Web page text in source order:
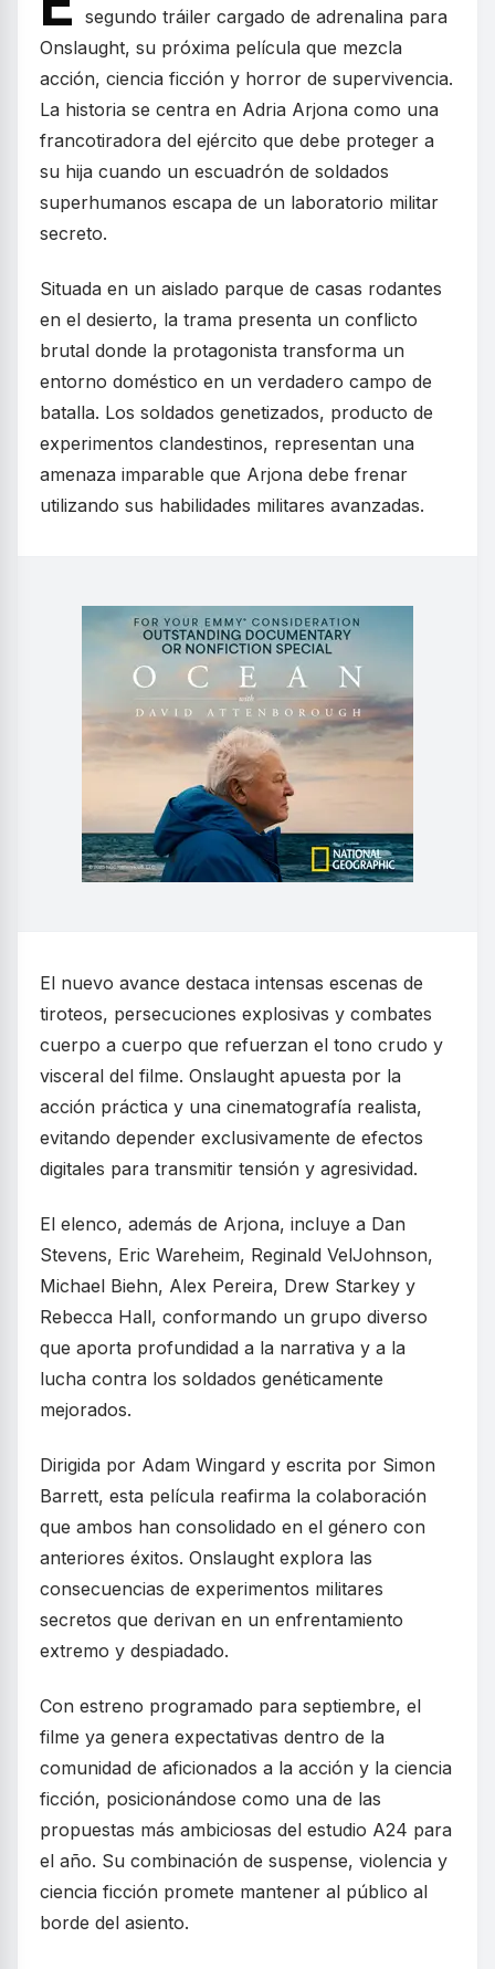
segundo tráiler cargado de adrenalina para
Onslaught, su próxima película que mezcla
acción, ciencia ficción y horror de supervivencia.
La historia se centra en Adria Arjona como una
francotiradora del ejército que debe proteger a
su hija cuando un escuadrón de soldados
superhumanos escapa de un laboratorio militar
secreto.
Situada en un aislado parque de casas rodantes
en el desierto, la trama presenta un conflicto
brutal donde la protagonista transforma un
entorno doméstico en un verdadero campo de
batalla. Los soldados genetizados, producto de
experimentos clandestinos, representan una
amenaza imparable que Arjona debe frenar
utilizando sus habilidades militares avanzadas.
El nuevo avance destaca intensas escenas de
tiroteos, persecuciones explosivas y combates
cuerpo a cuerpo que refuerzan el tono crudo y
visceral del filme. Onslaught apuesta por la
acción práctica y una cinematografía realista,
evitando depender exclusivamente de efectos
digitales para transmitir tensión y agresividad.
El elenco, además de Arjona, incluye a Dan
Stevens, Eric Wareheim, Reginald VelJohnson,
Michael Biehn, Alex Pereira, Drew Starkey y
Rebecca Hall, conformando un grupo diverso
que aporta profundidad a la narrativa y a la
lucha contra los soldados genéticamente
mejorados.
Dirigida por Adam Wingard y escrita por Simon
Barrett, esta película reafirma la colaboración
que ambos han consolidado en el género con
anteriores éxitos. Onslaught explora las
consecuencias de experimentos militares
secretos que derivan en un enfrentamiento
extremo y despiadado.
Con estreno programado para septiembre, el
filme ya genera expectativas dentro de la
comunidad de aficionados a la acción y la ciencia
ficción, posicionándose como una de las
propuestas más ambiciosas del estudio A24 para
el año. Su combinación de suspense, violencia y
ciencia ficción promete mantener al público al
borde del asiento.